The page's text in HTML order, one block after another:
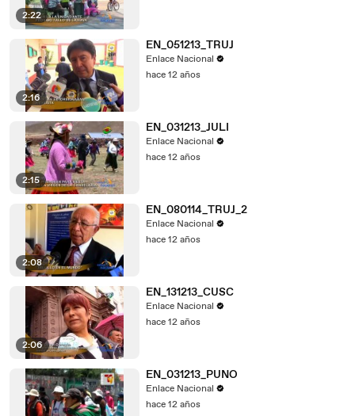
2:22
2:16
EN_051213_TRUJ
Enlace Nacional
hace 12 años
2:15
EN_031213_JULI
Enlace Nacional
hace 12 años
2:08
EN_080114_TRUJ_2
Enlace Nacional
hace 12 años
2:06
EN_131213_CUSC
Enlace Nacional
hace 12 años
EN_031213_PUNO
Enlace Nacional
hace 12 años